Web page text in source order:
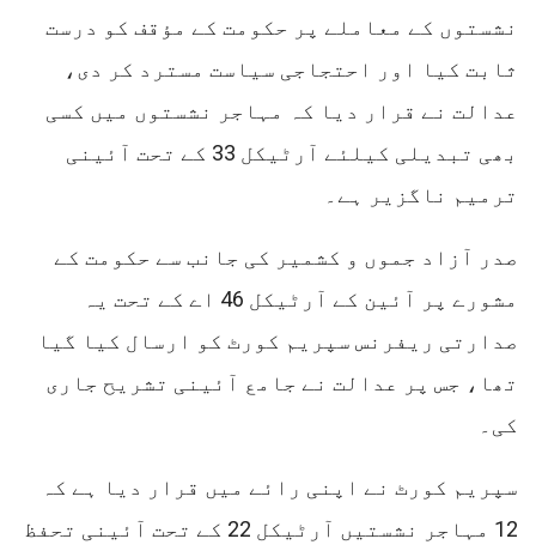
نشستوں کے معاملے پر حکومت کے مؤقف کو درست
ثابت کیا اور احتجاجی سیاست مسترد کر دی،
عدالت نے قرار دیا کہ مہاجر نشستوں میں کسی
بھی تبدیلی کیلئے آرٹیکل 33 کے تحت آئینی
ترمیم ناگزیر ہے۔
صدر آزاد جموں و کشمیر کی جانب سے حکومت کے
مشورے پر آئین کے آرٹیکل 46 اے کے تحت یہ
صدارتی ریفرنس سپریم کورٹ کو ارسال کیا گیا
تھا، جس پر عدالت نے جامع آئینی تشریح جاری
کی۔
سپریم کورٹ نے اپنی رائے میں قرار دیا ہے کہ
12 مہاجر نشستیں آرٹیکل 22 کے تحت آئینی تحفظ